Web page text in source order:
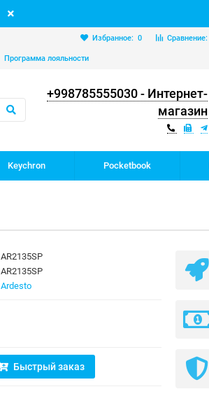
Сравнение:
Избранное: 0
Программа лояльности
+998785555030 - Интернет-
магазин
Keychron Pocketbook
AR2135SP
AR2135SP
Ardesto
Быстрый заказ